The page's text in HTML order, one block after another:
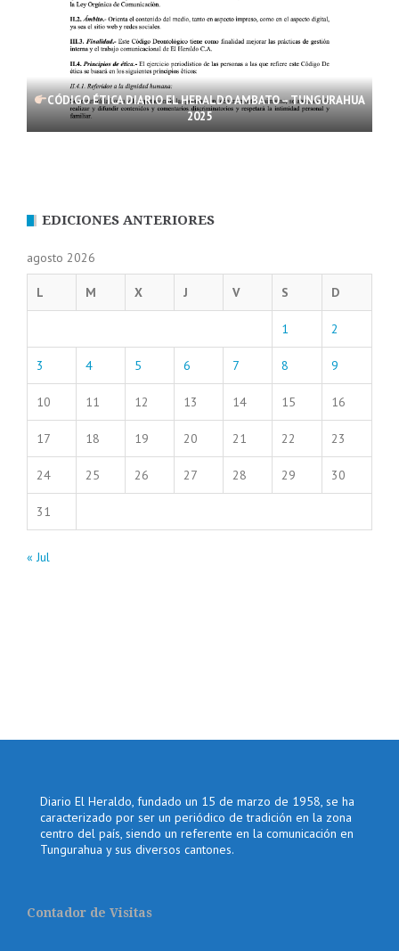
CÓDIGO ÉTICA DIARIO EL HERALDO AMBATO – TUNGURAHUA
2025
EDICIONES ANTERIORES
agosto 2026
L M X J V S D
1 2
3 4 5 6 7 8 9
10 11 12 13 14 15 16
17 18 19 20 21 22 23
24 25 26 27 28 29 30
31
« Jul
Diario El Heraldo, fundado un 15 de marzo de 1958, se ha
caracterizado por ser un periódico de tradición en la zona
centro del país, siendo un referente en la comunicación en
Tungurahua y sus diversos cantones.
Contador de Visitas